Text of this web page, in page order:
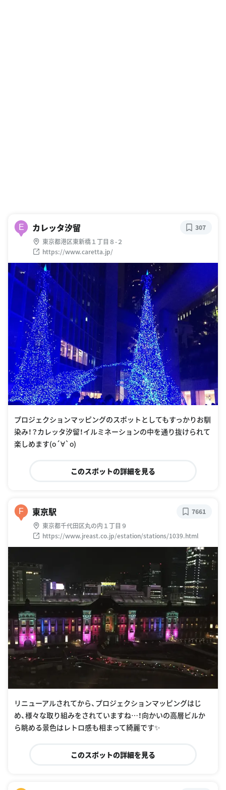
E カレッタ汐留
東京都港区東新橋１丁目８-２
https://www.caretta.jp/
307
プロジェクションマッピングのスポットとしてもすっかりお馴
染み！？カレッタ汐留！イルミネーションの中を通り抜けられて
楽しめます(о´∀`о)
このスポットの詳細を見る
F 東京駅
東京都千代田区丸の内１丁目９
https://www.jreast.co.jp/estation/stations/1039.html
7661
リニューアルされてから、プロジェクションマッピングはじ
め、様々な取り組みをされていますね…！向かいの高層ビルか
ら眺める景色はレトロ感も相まって綺麗です✨
このスポットの詳細を見る